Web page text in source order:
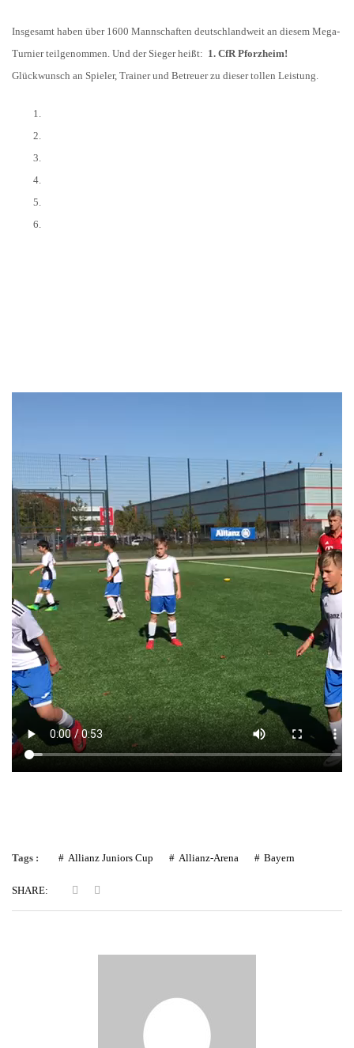
Insgesamt haben über 1600 Mannschaften deutschlandweit an diesem Mega-
Turnier teilgenommen. Und der Sieger heißt: 1. CfR Pforzheim!
Glückwunsch an Spieler, Trainer und Betreuer zu dieser tollen Leistung.
Tags : Allianz Juniors Cup Allianz-Arena Bayern
SHARE: